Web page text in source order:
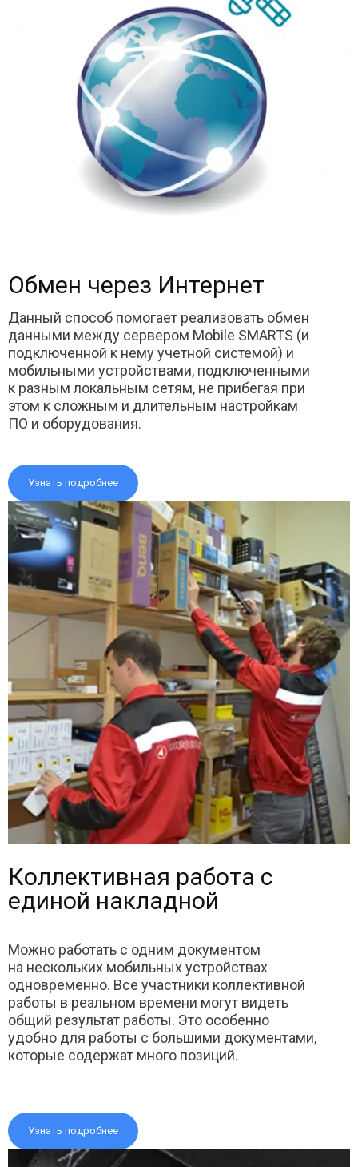
Обмен через Интернет
Данный способ помогает реализовать обмен
данными между сервером Mobile SMARTS (и
подключенной к нему учетной системой) и
мобильными устройствами, подключенными
к разным локальным сетям, не прибегая при
этом к сложным и длительным настройкам
ПО и оборудования.
Узнать подробнее
Коллективная работа с
единой накладной
Можно работать с одним документом
на нескольких мобильных устройствах
одновременно. Все участники коллективной
работы в реальном времени могут видеть
общий результат работы. Это особенно
удобно для работы с большими документами,
которые содержат много позиций.
Узнать подробнее